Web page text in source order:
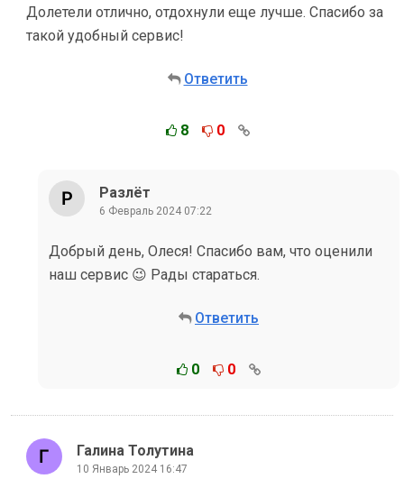
Долетели отлично, отдохнули еще лучше. Спасибо за
такой удобный сервис!
Ответить
8 0
Разлёт
6 Февраль 2024 07:22
Добрый день, Олеся! Спасибо вам, что оценили
наш сервис 😉 Рады стараться.
Ответить
0 0
Галина Толутина
10 Январь 2024 16:47